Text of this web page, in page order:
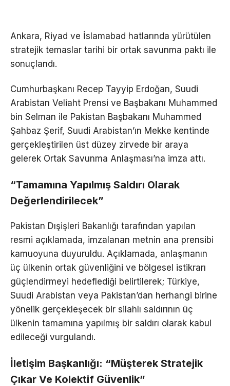
Ankara, Riyad ve İslamabad hatlarında yürütülen
stratejik temaslar tarihi bir ortak savunma paktı ile
sonuçlandı.
Cumhurbaşkanı Recep Tayyip Erdoğan, Suudi
Arabistan Veliaht Prensi ve Başbakanı Muhammed
bin Selman ile Pakistan Başbakanı Muhammed
Şahbaz Şerif, Suudi Arabistan’ın Mekke kentinde
gerçekleştirilen üst düzey zirvede bir araya
gelerek Ortak Savunma Anlaşması’na imza attı.
“Tamamına Yapılmış Saldırı Olarak
Değerlendirilecek”
Pakistan Dışişleri Bakanlığı tarafından yapılan
resmi açıklamada, imzalanan metnin ana prensibi
kamuoyuna duyuruldu. Açıklamada, anlaşmanın
üç ülkenin ortak güvenliğini ve bölgesel istikrarı
güçlendirmeyi hedeflediği belirtilerek; Türkiye,
Suudi Arabistan veya Pakistan’dan herhangi birine
yönelik gerçekleşecek bir silahlı saldırının üç
ülkenin tamamına yapılmış bir saldırı olarak kabul
edileceği vurgulandı.
İletişim Başkanlığı: “Müşterek Stratejik
Çıkar Ve Kolektif Güvenlik”